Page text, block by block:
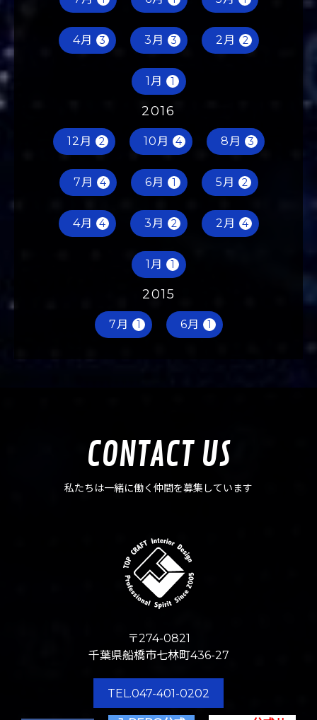
7月 1 6月 1 5月 1
4月 3 3月 3 2月 2
1月 1
2016
12月 2 10月 4 8月 3
7月 4 6月 1 5月 2
4月 4 3月 2 2月 4
1月 1
2015
7月 1 6月 1
CONTACT US
〒274-0821
TEL.047-401-0202